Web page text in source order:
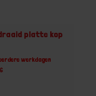
platte kop
werkdagen